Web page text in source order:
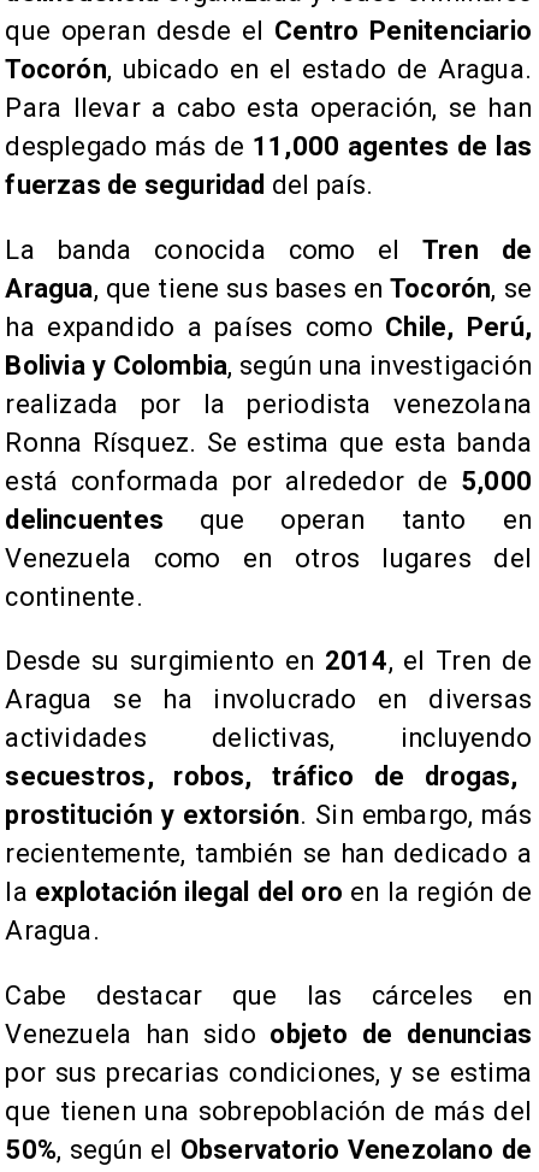
que operan desde el Centro Penitenciario
Tocorón, ubicado en el estado de Aragua.
Para llevar a cabo esta operación, se han
desplegado más de 11,000 agentes de las
fuerzas de seguridad del país.
La banda conocida como elTren de
Aragua, que tiene sus bases en Tocorón, se
ha expandido a países como Chile, Perú,
Bolivia y Colombia, según una investigación
realizada por la periodista venezolana
Ronna Rísquez. Se estima que esta banda
está conformada por alrededor de 5,000
delincuentes que operan tanto en
Venezuela como en otros lugares del
continente.
Desde su surgimiento en 2014, el Tren de
Aragua se ha involucrado en diversas
actividades delictivas, incluyendo
secuestros, robos, tráfico de drogas,
prostitución y extorsión. Sin embargo, más
recientemente, también se han dedicado a
la explotación ilegal del oro en la región de
Aragua.
Cabe destacar que las cárceles en
Venezuela han sido objeto de denuncias
por sus precarias condiciones, y se estima
que tienen una sobrepoblación de más del
50%, según el Observatorio Venezolano de